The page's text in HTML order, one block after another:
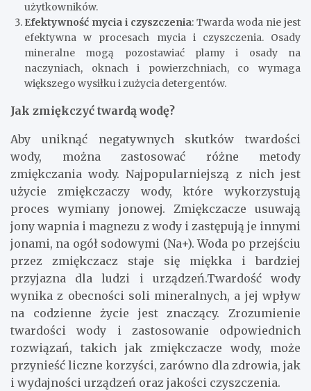
użytkowników.
Efektywność mycia i czyszczenia: Twarda woda nie jest
efektywna w procesach mycia i czyszczenia. Osady
mineralne mogą pozostawiać plamy i osady na
naczyniach, oknach i powierzchniach, co wymaga
większego wysiłku i zużycia detergentów.
Jak zmiękczyć twardą wodę?
Aby uniknąć negatywnych skutków twardości
wody, można zastosować różne metody
zmiękczania wody. Najpopularniejszą z nich jest
użycie zmiękczaczy wody, które wykorzystują
proces wymiany jonowej. Zmiękczacze usuwają
jony wapnia i magnezu z wody i zastępują je innymi
jonami, na ogół sodowymi (Na+). Woda po przejściu
przez zmiękczacz staje się miękka i bardziej
przyjazna dla ludzi i urządzeń.Twardość wody
wynika z obecności soli mineralnych, a jej wpływ
na codzienne życie jest znaczący. Zrozumienie
twardości wody i zastosowanie odpowiednich
rozwiązań, takich jak zmiękczacze wody, może
przynieść liczne korzyści, zarówno dla zdrowia, jak
i wydajności urządzeń oraz jakości czyszczenia.